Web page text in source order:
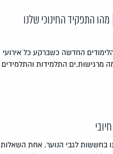
התפקיד החינוכי שלנו
החדשה כשברקע כל אירועי
מרגישות.ים התלמידות והתלמידים
בחששות לגבי הנוער. אחת השאלות